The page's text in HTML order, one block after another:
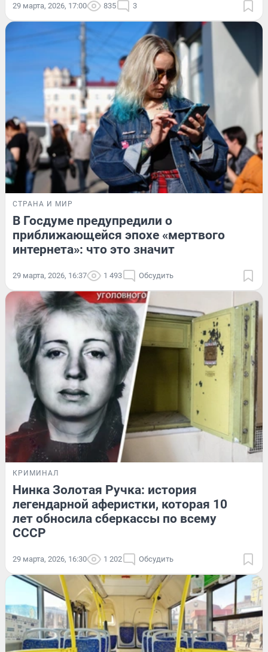
29 марта, 2026, 17:00 835 3
СТРАНА И МИР
В Госдуме предупредили о
приближающейся эпохе «мертвого
интернета»: что это значит
29 марта, 2026, 16:37 1 493 Обсудить
КРИМИНАЛ
Нинка Золотая Ручка: история
легендарной аферистки, которая 10
лет обносила сберкассы по всему
СССР
29 марта, 2026, 16:30 1 202 Обсудить